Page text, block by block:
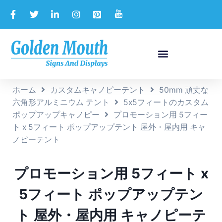
ホーム カスタムキャノピーテント
50mm 頑丈な
六角形アルミニウム テント
5x5フィートのカスタム
ポップアップキャノピー
プロモーション用 5フィー
ト x 5フィート ポップアップテント 屋外・屋内用 キャ
ノピーテント
プロモーション用 5フィート x
5フィート ポップアップテン
ト 屋外・屋内用 キャノピーテ